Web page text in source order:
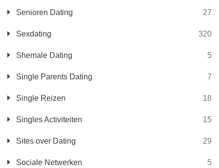
Senioren Dating 27
Sexdating 320
Shemale Dating 5
Single Parents Dating 7
Single Reizen 18
Singles Activiteiten 15
Sites over Dating 29
Sociale Netwerken 5